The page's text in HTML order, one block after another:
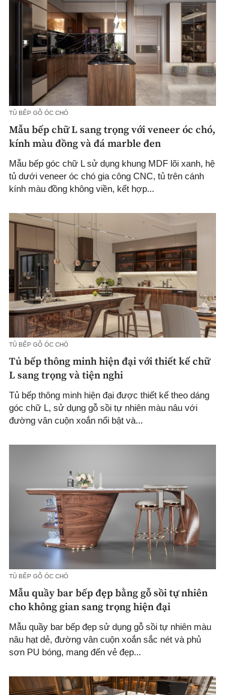
TỦ BẾP GỖ ÓC CHÓ
Mẫu bếp chữ L sang trọng với veneer óc chó,
kính màu đồng và đá marble đen
Mẫu bếp góc chữ L sử dụng khung MDF lõi xanh, hệ
tủ dưới veneer óc chó gia công CNC, tủ trên cánh
kính màu đồng không viền, kết hợp...
TỦ BẾP GỖ ÓC CHÓ
Tủ bếp thông minh hiện đại với thiết kế chữ
L sang trọng và tiện nghi
Tủ bếp thông minh hiện đại được thiết kế theo dáng
góc chữ L, sử dụng gỗ sồi tự nhiên màu nâu với
đường vân cuộn xoắn nổi bật và...
TỦ BẾP GỖ ÓC CHÓ
Mẫu quầy bar bếp đẹp bằng gỗ sồi tự nhiên
cho không gian sang trọng hiện đại
Mẫu quầy bar bếp đẹp sử dụng gỗ sồi tự nhiên màu
nâu hạt dẻ, đường vân cuộn xoắn sắc nét và phủ
sơn PU bóng, mang đến vẻ đẹp...